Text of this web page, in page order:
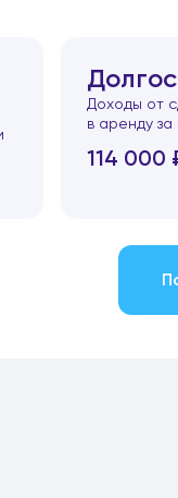
Доходы от
в аренду за
114 000